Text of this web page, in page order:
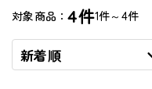
対象商品：4件1件～4件
新着順